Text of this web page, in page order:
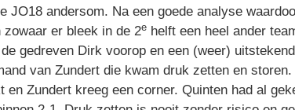
andersom. Na een goede analyse
er bleek in de 2e helft een heel ander
gedreven Dirk voorop en een (weer)
van Zundert die kwam druk zetten en storen.
Zundert kreeg een corner. Quinten had al